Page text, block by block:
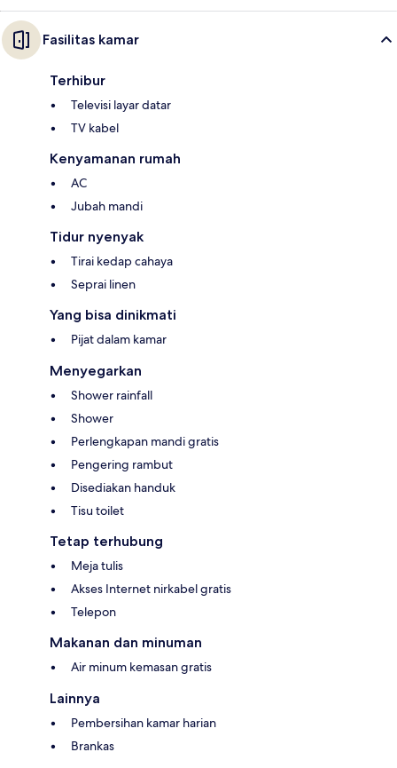
Fasilitas kamar
Terhibur
Televisi layar datar
TV kabel
Kenyamanan rumah
AC
Jubah mandi
Tidur nyenyak
Tirai kedap cahaya
Seprai linen
Yang bisa dinikmati
Pijat dalam kamar
Menyegarkan
Shower rainfall
Shower
Perlengkapan mandi gratis
Pengering rambut
Disediakan handuk
Tisu toilet
Tetap terhubung
Meja tulis
Akses Internet nirkabel gratis
Telepon
Makanan dan minuman
Air minum kemasan gratis
Lainnya
Pembersihan kamar harian
Brankas